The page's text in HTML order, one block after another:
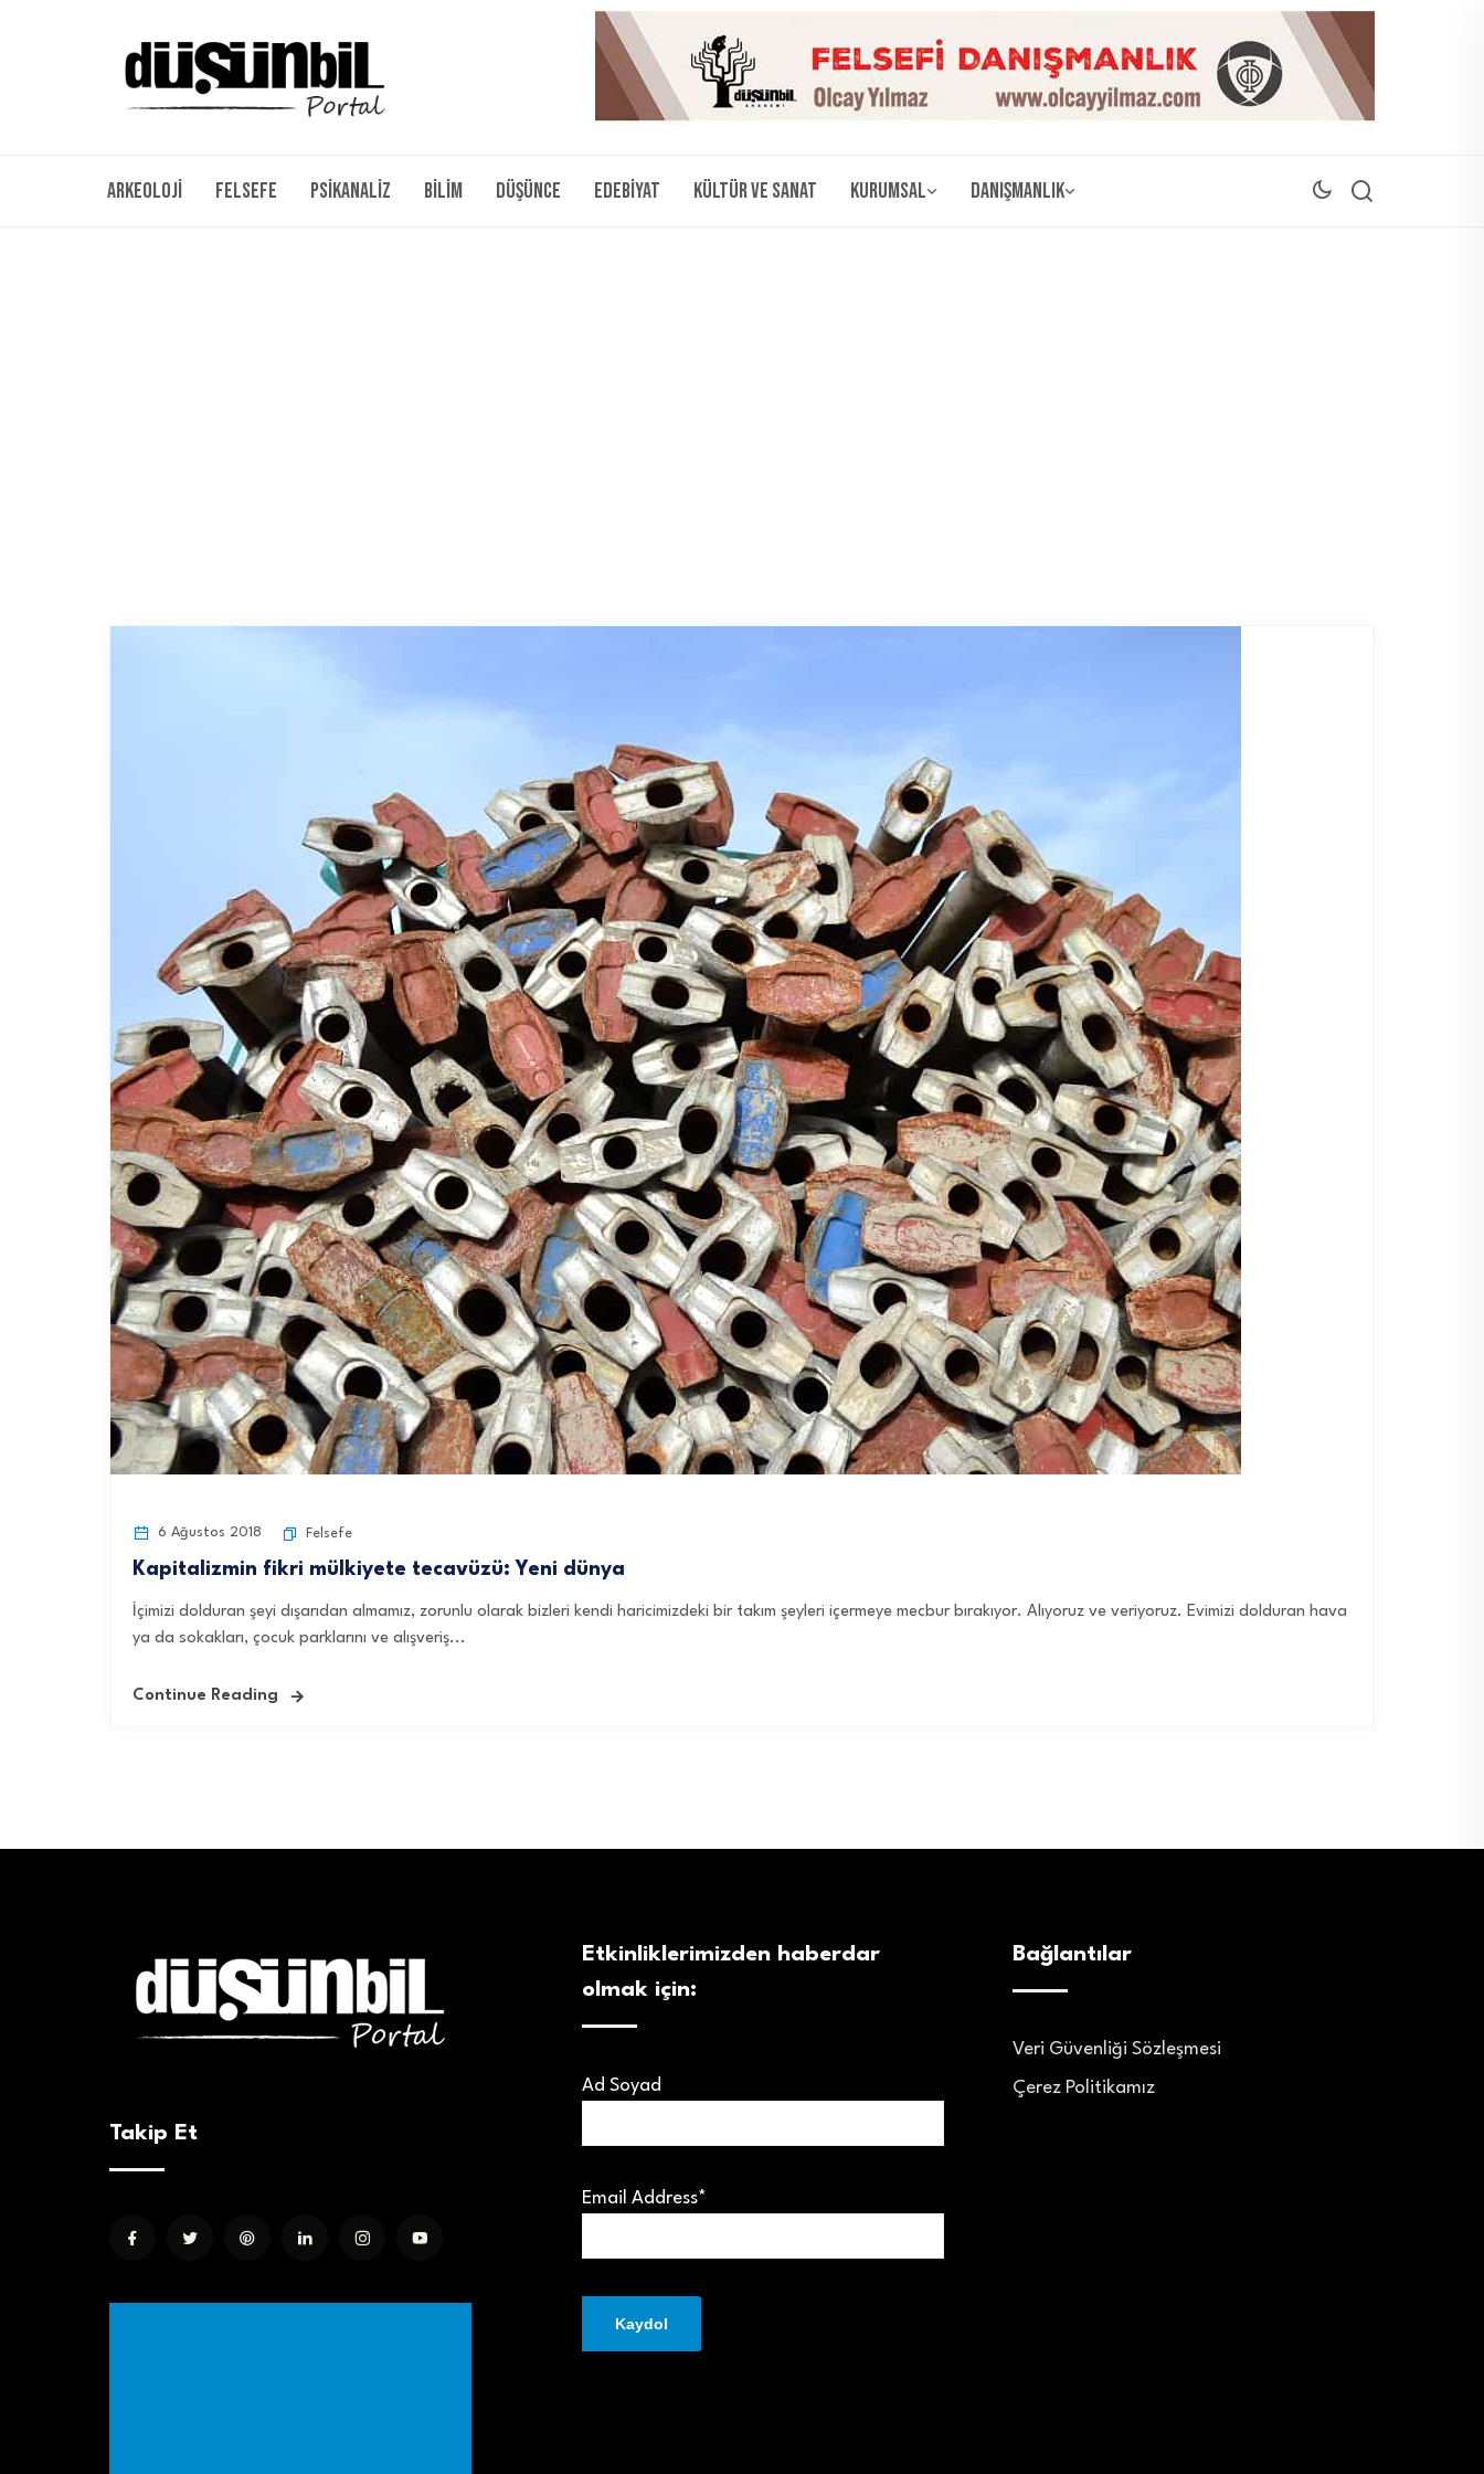
Arkeoloji Felsefe Psikanaliz Bilim Düşünce Edebiyat Kültür ve Sanat Kurumsal Danışmanlık
6 Ağustos 2018 Felsefe
Kapitalizmin fikri mülkiyete tecavüzü: Yeni dünya
İçimizi dolduran şeyi dışarıdan almamız, zorunlu olarak bizleri kendi haricimizdeki bir takım şeyleri içermeye mecbur bırakıyor. Alıyoruz ve veriyoruz. Evimizi dolduran hava
ya da sokakları, çocuk parklarını ve alışveriş...
Continue Reading
Takip Et
Etkinliklerimizden haberdar
olmak için:
Ad Soyad
Email Address*
Bağlantılar
Veri Güvenliği Sözleşmesi
Çerez Politikamız